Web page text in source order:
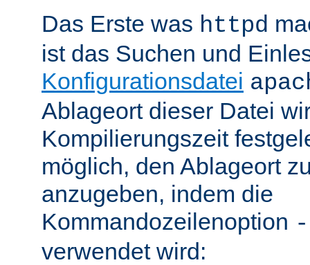
Das Erste was httpd
ist das Suchen und
Konfigurationsdatei
Ablageort dieser Datei
Kompilierungszeit
möglich, den Ablageort
anzugeben, indem die
Kommandozeilenoption
verwendet wird: